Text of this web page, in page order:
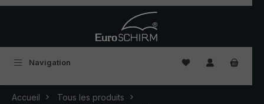
Navigation Vous avez 0
Accueil
Tous les produits